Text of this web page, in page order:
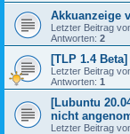
Akkuanzeige
Letzter Beitrag
Antworten: 2
[TLP 1.4
Letzter Beitrag
Antworten: 1
[Lubuntu
nicht
Letzter Beitrag